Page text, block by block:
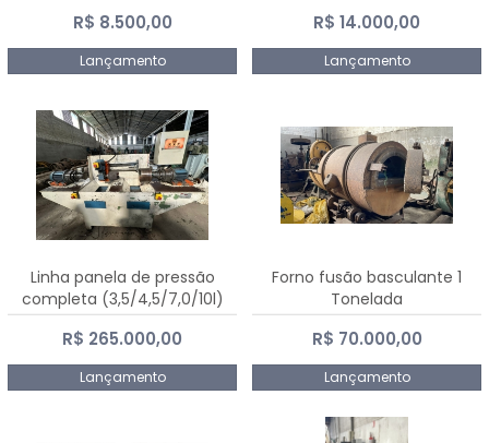
R$ 8.500,00
Lançamento
R$ 14.000,00
Lançamento
Linha panela de pressão
completa (3,5/4,5/7,0/10l)
R$ 265.000,00
Lançamento
Forno fusão basculante 1
Tonelada
R$ 70.000,00
Lançamento